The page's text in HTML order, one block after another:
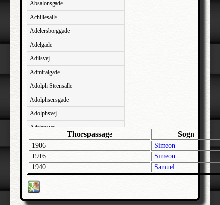
Absalonsgade
Achillesalle
Adelersborggade
Adelgade
Adilsvej
Admiralgade
Adolph Steensalle
Adolphsensgade
Adolphsvej
Adriansvej
Aftenbakken
Agavevej
Agerlandsvej
Agermosen
Thorspassage Sogn
1906
Simeon
1916
Simeon
1940
Samuel